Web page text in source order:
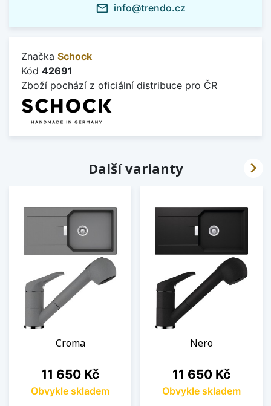
mail_outline info@trendo.cz
Značka Schock
Kód 42691
Zboží pochází z oficiální distribuce pro ČR
Další varianty
Croma
Cena
11 650 Kč
Obvykle skladem
Nero
Cena
11 650 Kč
Obvykle skladem
